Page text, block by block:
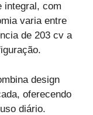
integral, com
varia entre
de 203 cv a
design
oferecendo
diário.